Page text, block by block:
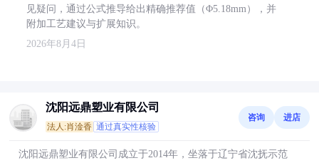
见疑问，通过公式推导给出精确推荐值（Φ5.18mm），并
附加工艺建议与扩展知识。
2026年8月4日
沈阳远鼎塑业有限公司
法人:肖淦香 通过真实性核验
咨询 进店
沈阳远鼎塑业有限公司成立于2014年，坐落于辽宁省沈抚示范